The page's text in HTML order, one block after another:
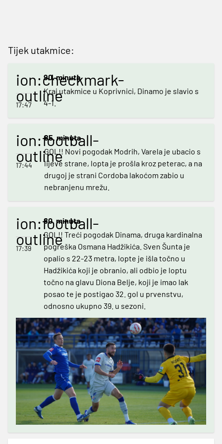
Tijek utakmice:
ion:checkmark-
outline
17:47
90. minuta
Kraj utakmice u Koprivnici, Dinamo je slavio s
4-1.
ion:football-
outline
17:44
85. minuta
GOL!! Novi pogodak Modrih, Varela je ubacio s
lijeve strane, lopta je prošla kroz peterac, a na
drugoj je strani Cordoba lakoćom zabio u
nebranjenu mrežu.
ion:football-
outline
17:39
80. minuta
GOL!! Treći pogodak Dinama, druga kardinalna
pogreška Osmana Hadžikića. Sven Šunta je
opalio s 22-23 metra, lopte je išla točno u
Hadžikića koji je obranio, ali odbio je loptu
točno na glavu Diona Belje, koji je imao lak
posao te je postigao 32. gol u prvenstvu,
odnosno ukupno 39. u sezoni.